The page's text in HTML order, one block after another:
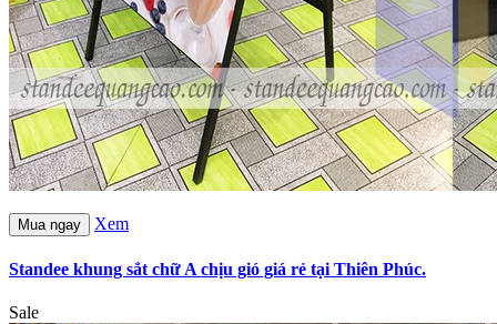
Mua ngay Xem
Standee khung sắt chữ A chịu gió giá rẻ tại Thiên Phúc.
Sale